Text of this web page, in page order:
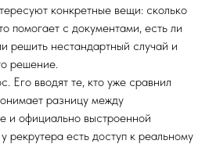
конкретные вещи: сколько
помогает с документами, есть ли
решить нестандартный случай и
решение.
Его вводят те, кто уже сравнил
разницу между
и официально выстроенной
рекрутера есть доступ к реальному